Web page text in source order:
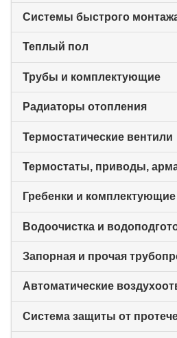
Системы быстрого
Теплый пол
Трубы и комплектующие
Радиаторы отопления
Термостатические вентили
Термостаты, приводы,
Гребенки и комплектующие
Водоочистка и
Автоматические